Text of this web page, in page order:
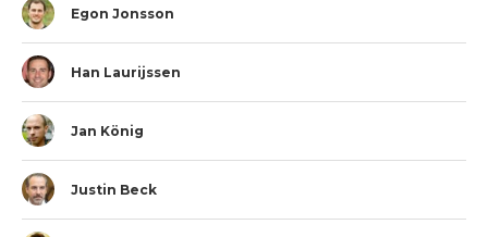
Egon Jonsson
Han Laurijssen
Jan König
Justin Beck